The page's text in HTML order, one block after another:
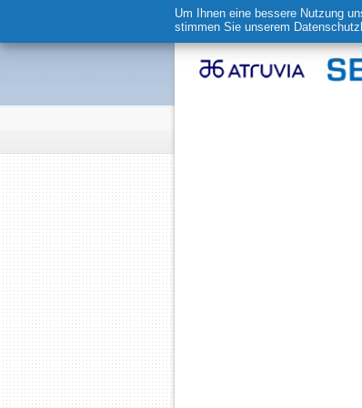
Um Ihnen eine bessere Nutzung
stimmen Sie unserem